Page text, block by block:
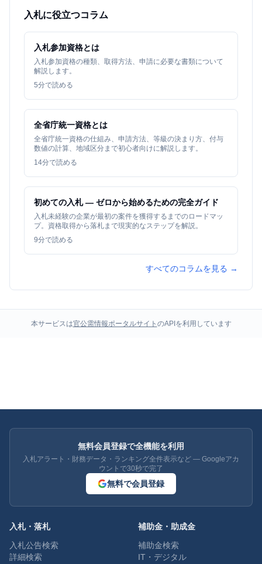
入札に役立つコラム
入札参加資格とは
入札参加資格の種類、取得方法、申請に必要な書類について
解説します。
5分で読める
全省庁統一資格とは
全省庁統一資格の仕組み、申請方法、等級の決まり方、付与
数値の計算、地域区分まで初心者向けに解説します。
14分で読める
初めての入札 — ゼロから始めるための完全ガイド
入札未経験の企業が最初の案件を獲得するまでのロードマッ
プ。資格取得から落札まで現実的なステップを解説。
9分で読める
すべてのコラムを見る →
本サービスは官公需情報ポータルサイト のAPIを利用しています
無料会員登録で全機能を利用
入札アラート・財務データ・ランキング全件表示など — Googleアカ
ウントで30秒で完了
無料で会員登録
入札・落札
入札公告検索
詳細検索
補助金・助成金
補助金検索
IT・デジタル